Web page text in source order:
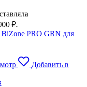
₽.
Добавить в